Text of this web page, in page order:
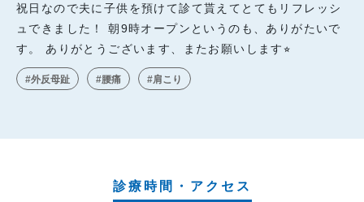
祝日なので夫に子供を預けて診て貰えてとてもリフレッシ
ュできました！ 朝9時オープンというのも、ありがたいで
す。 ありがとうございます、またお願いします⭐︎
#外反母趾 #腰痛 #肩こり
診療時間・アクセス